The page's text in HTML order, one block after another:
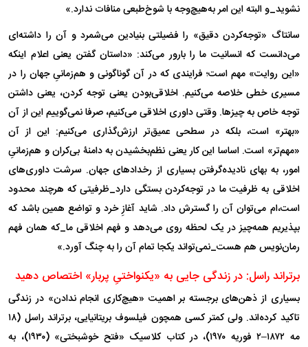
نشوید_و البته این امر به‌هیچ‌وجه با شوخ‌طبعی منافات ندارد.»
سانتاگ «توجه‌کردن دقیق» را فضیلتی بنیادین می‌شمرد و آن را داشته‌ای
می‌دانست که انسانیت ما را بارور می‌کند: «داستان گفتن یعنی اعلام اینکه
«این روایت» مهم است؛ فرایندی که در آن گوناگونی و هم‌زمانیِ جهان را در
مسیری خطی خلاصه می‌کنیم. اخلاقی‌بودن یعنی توجه کردن، یعنی داشتن
توجه خاص به چیزها. وقتی داوری اخلاقی می‌کنیم، صرفا نمی‌گوییم این از آن
«بهتر» است، بلکه در سطحی عمیق‌تر ارزش‌گذاری می‌کنیم: این از آن
«مهم‌تر» است. اساسا این کار یعنی نظم‌بخشیدن به دامنۀ بی‌کران و هم‌زمانیِ
امور، به بهای نادیده‌گرفتن بسیاری از رخداد‌های جهان. سرشت داوری‌های
اخلاقی به ظرفیت ما در توجه‌کردن بستگی دارد_ظرفیتی که هرچند محدود
است،‌ام می‌توان آن را گسترش داد. شاید آغازِ خرد و تواضع همین باشد که
بپذیریم همه‌چیز در یک لحظه روی می‌دهد و فهم اخلاقی ما_که همان فهم
رمان‌نویس هم هست_نمی‌تواند یکجا تمام آن را به چنگ آورد.»
برتراند راسل: در زندگی جایی به «یکنواختیِ پربار» اختصاص دهید
بسیاری از ذهن‌های برجسته بر اهمیت «هیچ‌کاری انجام ندادن» در زندگی
تاکید کرده‌اند. ولی کمتر کسی همچون فیلسوف بریتانیایی، برتراند راسل (۱۸
مه ۱۸۷۲–۲ فوریه ۱۹۷۰)، در کتاب کلاسیک «فتح خوشبختی» (۱۹۳۰)، به